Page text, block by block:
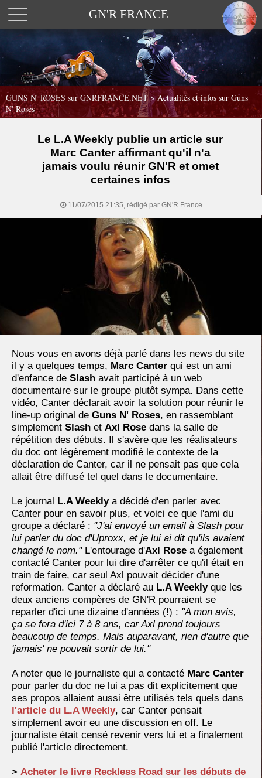
GN'R FRANCE
GUNS N' ROSES sur GNRFRANCE.NET>Actualités et infos sur Guns
N' Roses
Le L.A Weekly publie un article sur
Marc Canter affirmant qu'il n'a
jamais voulu réunir GN'R et omet
certaines infos
11/07/2015 21:35, rédigé par GN'R France
Nous vous en avons déjà parlé dans les news du site
il y a quelques temps, Marc Canter qui est un ami
d'enfance de Slash avait participé à un web
documentaire sur le groupe plutôt sympa. Dans cette
vidéo, Canter déclarait avoir la solution pour réunir le
line-up original de Guns N' Roses, en rassemblant
simplement Slash et Axl Rose dans la salle de
répétition des débuts. Il s'avère que les réalisateurs
du doc ont légèrement modifié le contexte de la
déclaration de Canter, car il ne pensait pas que cela
allait être diffusé tel quel dans le documentaire.
Le journal L.A Weeklya décidé d'en parler avec
Canter pour en savoir plus, et voici ce que l'ami du
groupe a déclaré : "J'ai envoyé un email à Slash pour
lui parler du doc d'Uproxx, et je lui ai dit qu'ils avaient
changé le nom."L'entourage d'Axl Rose a également
contacté Canter pour lui dire d'arrêter ce qu'il était en
train de faire, car seul Axl pouvait décider d'une
reformation. Canter a déclaré au L.A Weeklyque les
deux anciens compères de GN'R pourraient se
reparler d'ici une dizaine d'années (!) : "A mon avis,
ça se fera d'ici 7 à 8 ans, car Axl prend toujours
beaucoup de temps. Mais auparavant, rien d'autre que
'jamais' ne pouvait sortir de lui."
A noter que le journaliste qui a contacté Marc Canter
pour parler du doc ne lui a pas dit explicitement que
ses propos allaient aussi être utilisés tels quels dans
l'article du L.A Weekly, car Canter pensait
simplement avoir eu une discussion en off. Le
journaliste était censé revenir vers lui et a finalement
publié l'article directement.
> Acheter le livre Reckless Road sur les débuts de